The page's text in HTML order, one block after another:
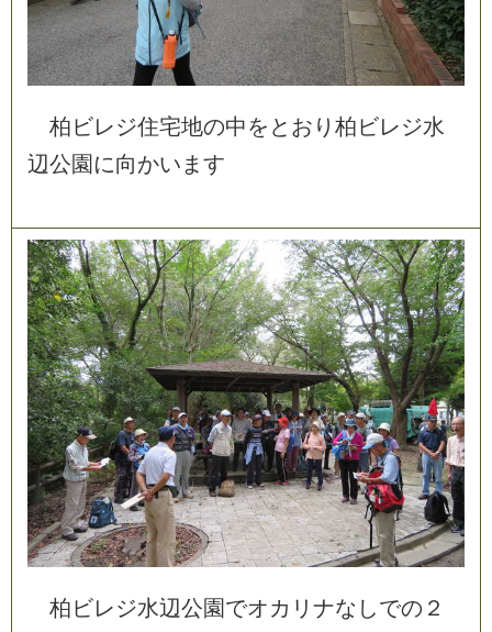
柏ビレジ住宅地の中を と お り 柏ビレジ水
辺公園 に向かい ま す
柏ビレジ水辺公園でオカ リ ナな しでの ２